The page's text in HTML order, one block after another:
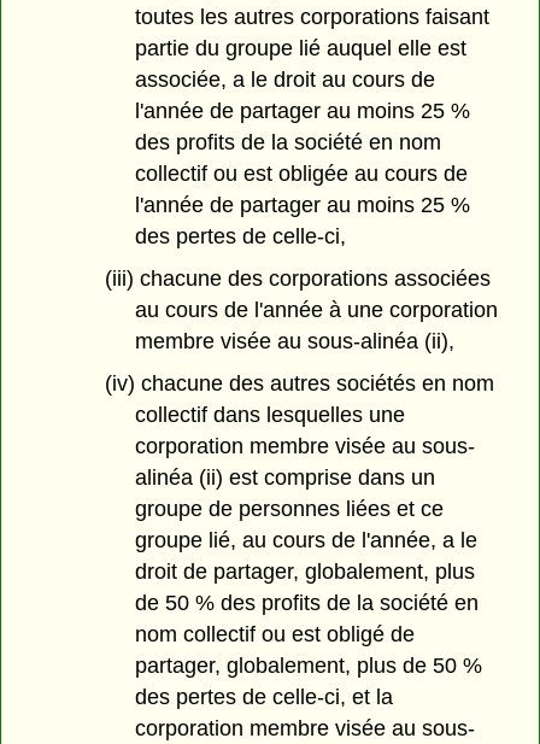
toutes les autres corporations faisant
partie du groupe lié auquel elle est
associée, a le droit au cours de
l'année de partager au moins 25 %
des profits de la société en nom
collectif ou est obligée au cours de
l'année de partager au moins 25 %
des pertes de celle-ci,
(iii) chacune des corporations associées
au cours de l'année à une corporation
membre visée au sous-alinéa (ii),
(iv) chacune des autres sociétés en nom
collectif dans lesquelles une
corporation membre visée au sous-
alinéa (ii) est comprise dans un
groupe de personnes liées et ce
groupe lié, au cours de l'année, a le
droit de partager, globalement, plus
de 50 % des profits de la société en
nom collectif ou est obligé de
partager, globalement, plus de 50 %
des pertes de celle-ci, et la
corporation membre visée au sous-